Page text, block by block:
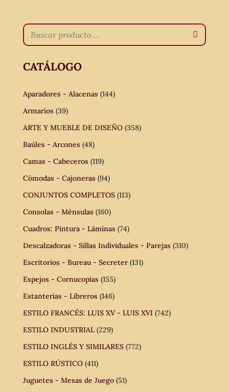
CATÁLOGO
Aparadores - Alacenas (144)
Armarios (39)
ARTE Y MUEBLE DE DISEÑO (358)
Baúles - Arcones (48)
Camas - Cabeceros (119)
Cómodas - Cajoneras (94)
CONJUNTOS COMPLETOS (113)
Consolas - Ménsulas (160)
Cuadros: Pintura - Láminas (74)
Descalzadoras - Sillas Individuales - Parejas (310)
Escritorios - Bureau - Secreter (131)
Espejos - Cornucopias (155)
Estanterías - Libreros (146)
ESTILO FRANCÉS: LUIS XV - LUIS XVI (742)
ESTILO INDUSTRIAL (229)
ESTILO INGLÉS Y SIMILARES (772)
ESTILO RÚSTICO (411)
Juguetes - Mesas de Juego (51)